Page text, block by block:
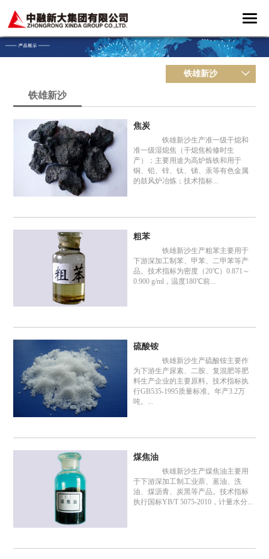
铁雄新沙
铁雄新沙
焦炭
铁雄新沙生产准一级干熄和
准一级湿熄焦（干熄焦检修时生
产）；主要用途为高炉炼铁和用于
铜、铅、锌、钛、锑、汞等有色金属
的鼓风炉冶炼；技术指标...
粗苯
铁雄新沙生产粗苯主要用于
下游深加工制苯、甲苯、二甲苯等产
品。技术指标为密度（20℃）0.871～
0.900 g/ml，温度180℃前...
硫酸铵
铁雄新沙生产硫酸铵主要作
为下游生产尿素、二胺、复混肥等肥
料生产企业的主要原料。技术指标执
行GB535-1995质量标准。年产3.2万
吨。...
煤焦油
铁雄新沙生产煤焦油主要用
于下游深加工制工业萘、蒽油、洗
油、煤沥青、炭黑等产品。技术指标
执行国标YB/T 5075-2010，计量水分...